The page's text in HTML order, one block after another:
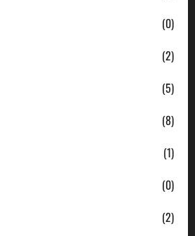
(0)
(2)
(5)
(8)
(1)
(0)
(2)